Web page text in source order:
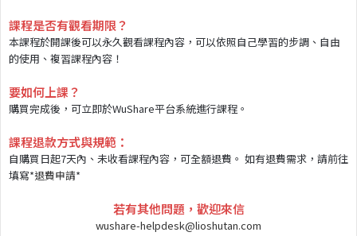
課程是否有觀看期限？
本課程於開課後可以永久觀看課程內容，可以依照自己學習的步調、自由
的使用、複習課程內容！
要如何上課？
購買完成後，可立即於WuShare平台系統進行課程。
課程退款方式與規範：
自購買日起7天內、未收看課程內容，可全額退費。 如有退費需求，請前往
填寫*退費申請*
若有其他問題，歡迎來信
wushare-helpdesk@lioshutan.com